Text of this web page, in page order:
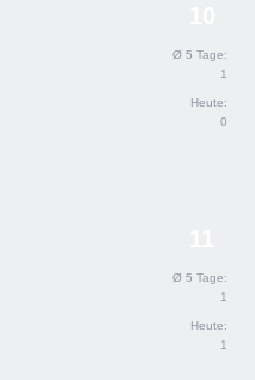
Ø 5 Tage:
1
Heute:
0
Ø 5 Tage:
1
Heute:
1